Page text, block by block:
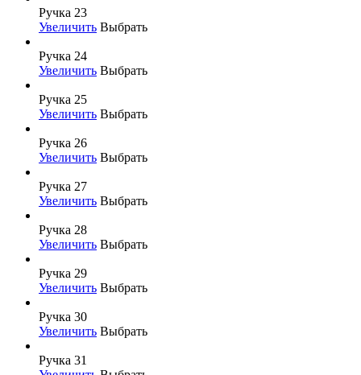
Ручка 23
Увеличить Выбрать
Ручка 24
Увеличить Выбрать
Ручка 25
Увеличить Выбрать
Ручка 26
Увеличить Выбрать
Ручка 27
Увеличить Выбрать
Ручка 28
Увеличить Выбрать
Ручка 29
Увеличить Выбрать
Ручка 30
Увеличить Выбрать
Ручка 31